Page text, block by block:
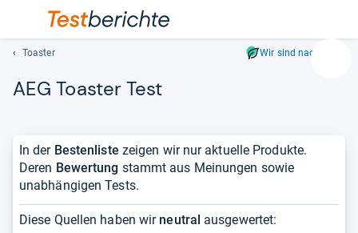
Toaster Wir sind nachhaltig
AEG Toas­ter Test
In der Bestenliste zeigen wir nur aktuelle Produkte.
Deren Bewertung stammt aus Meinungen sowie
unabhängigen Tests.
Diese Quellen haben wir neutral ausgewertet: